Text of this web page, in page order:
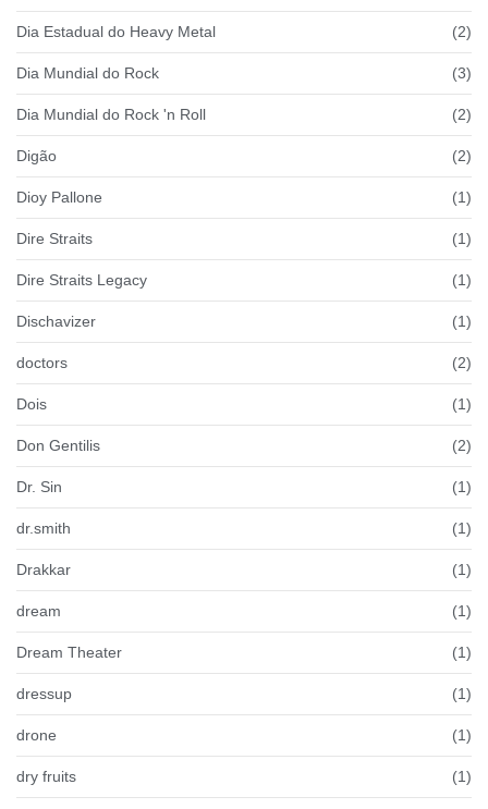
Dia Estadual do Heavy Metal (2)
Dia Mundial do Rock (3)
Dia Mundial do Rock 'n Roll (2)
Digão (2)
Dioy Pallone (1)
Dire Straits (1)
Dire Straits Legacy (1)
Dischavizer (1)
doctors (2)
Dois (1)
Don Gentilis (2)
Dr. Sin (1)
dr.smith (1)
Drakkar (1)
dream (1)
Dream Theater (1)
dressup (1)
drone (1)
dry fruits (1)